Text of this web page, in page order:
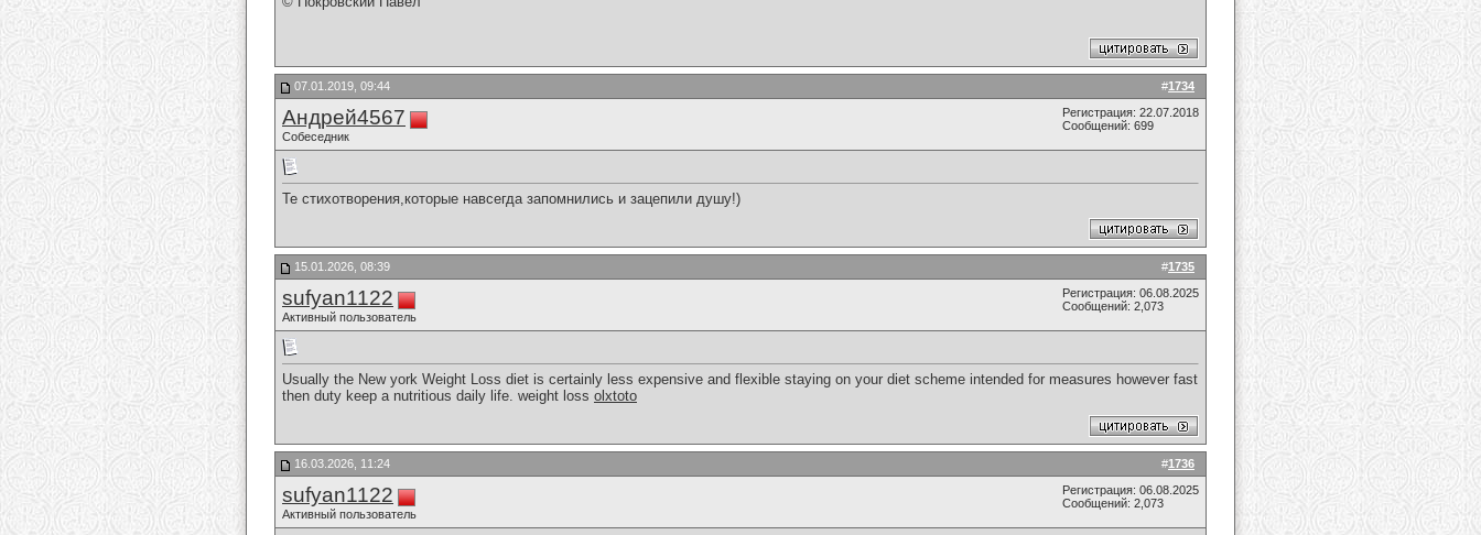
#1734
07.01.2019, 09:44
Андрей4567
Собеседник
Регистрация: 22.07.2018
Сообщений: 699
Те стихотворения,которые навсегда запомнились и зацепили душу!)
#1735
15.01.2026, 08:39
sufyan1122
Активный пользователь
Регистрация: 06.08.2025
Сообщений: 2,073
Usually the New york Weight Loss diet is certainly less expensive and flexible staying on your diet scheme intended for measures however fast
then duty keep a nutritious daily life. weight loss olxtoto
#1736
16.03.2026, 11:24
sufyan1122
Активный пользователь
Регистрация: 06.08.2025
Сообщений: 2,073